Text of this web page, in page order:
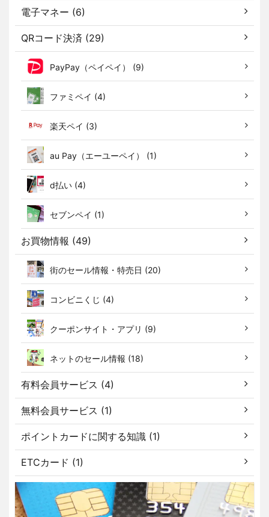
電子マネー (6)
QRコード決済 (29)
PayPay（ペイペイ） (9)
ファミペイ (4)
楽天ペイ (3)
au Pay（エーユーペイ） (1)
d払い (4)
セブンペイ (1)
お買物情報 (49)
街のセール情報・特売日 (20)
コンビニくじ (4)
クーポンサイト・アプリ (9)
ネットのセール情報 (18)
有料会員サービス (4)
無料会員サービス (1)
ポイントカードに関する知識 (1)
ETCカード (1)